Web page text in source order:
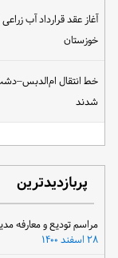
خوزستان
خط انتقال ام‌الدبس–دشت
شدند
پربازدیدترین
مراسم تودیع و معارفه